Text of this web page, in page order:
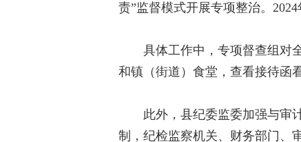
责”监督模式开展专项整治。
具体工作中，专项督查组对
和镇（街道）食堂，查看接待函
此外，县纪委监委加强与审
制，纪检监察机关、财务部门、